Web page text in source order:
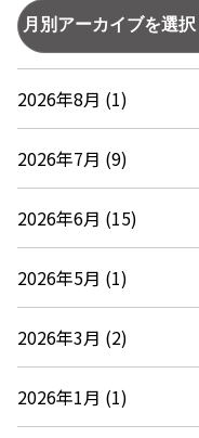
2026年8月 (1)
2026年7月 (9)
2026年6月 (15)
2026年5月 (1)
2026年3月 (2)
2026年1月 (1)